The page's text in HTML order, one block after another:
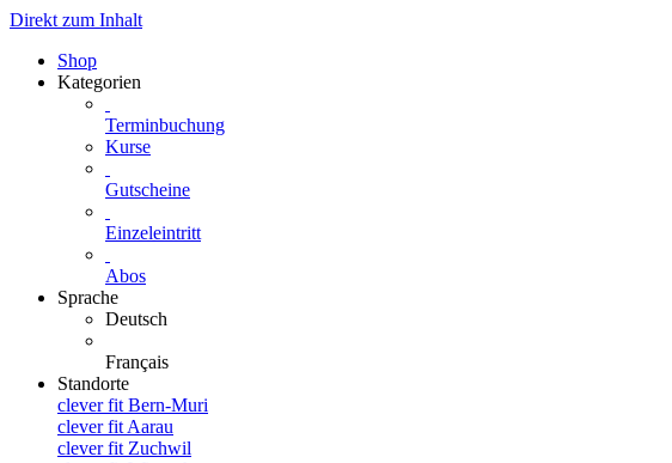
Direkt zum Inhalt
Shop
Kategorien
Terminbuchung
Kurse
Gutscheine
Einzeleintritt
Abos
Sprache
Deutsch
Français
Standorte
clever fit Bern-Muri
clever fit Aarau
clever fit Zuchwil